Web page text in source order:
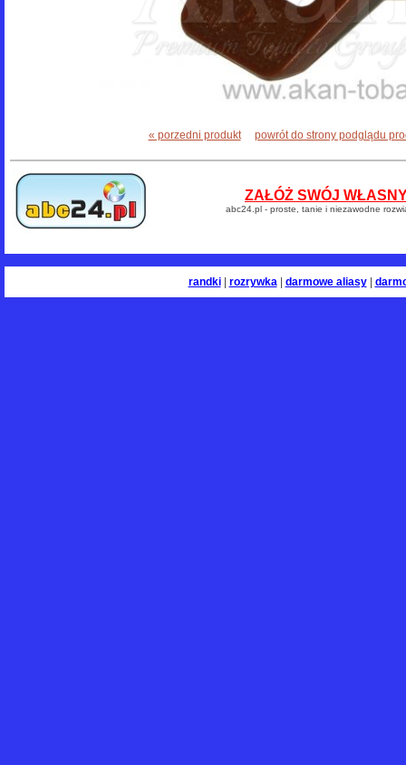
« porzedni produkt powrót do strony podglądu
ZAŁÓŻ SWÓJ
abc24.pl - proste, tanie i niezawodne
randki| rozrywka| darmowe aliasy|